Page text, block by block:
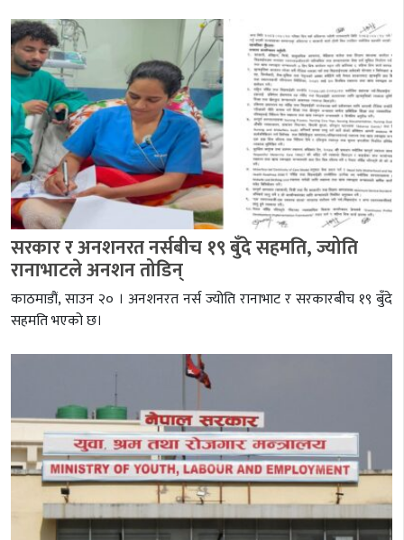
सरकार र अनशनरत नर्सबीच १९ बुँदे सहमति, ज्योति
रानाभाटले अनशन तोडिन्
काठमाडौं, साउन २० । अनशनरत नर्स ज्योति रानाभाट र सरकारबीच १९ बुँदे
सहमति भएको छ।